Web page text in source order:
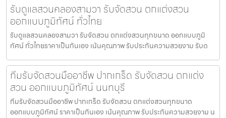
รับดูแลสวนคลองสามวา รับจัดสวน ตกแต่งสวน
ออกแบบภูมิทัศน์ ทั่วไทย
รับดูแลสวนคลองสามวา รับจัดสวน ตกแต่งสวนทุกขนาด ออกแบบภูมิ
ทัศน์ ทั่วไทยราคาเป็นกันเอง เน้นคุณภาพ รับประกันความสวยงาม รับด
ทีมรับจัดสวนมืออาชีพ ปากเกร็ด รับจัดสวน ตกแต่ง
สวน ออกแบบภูมิทัศน์ นนทบุรี
ทีมรับจัดสวนมืออาชีพ ปากเกร็ด รับจัดสวน ตกแต่งสวนทุกขนาด
ออกแบบภูมิทัศน์ ราคาเป็นกันเอง เน้นคุณภาพ รับประกันความสวยงาม น